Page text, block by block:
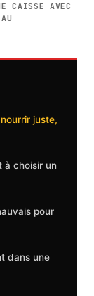
CAISSE AVEC
juste,
à choisir un
pour
dans une